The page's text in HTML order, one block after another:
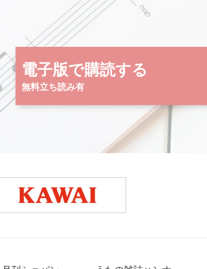
電子版で購読する
無料立ち読み有